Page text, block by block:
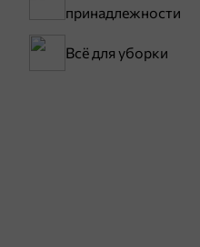
принадлежности
Всё для уборки